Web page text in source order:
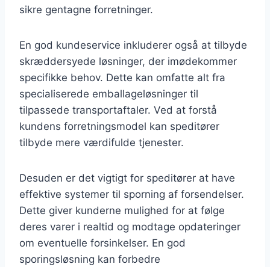
sikre gentagne forretninger.
En god kundeservice inkluderer også at tilbyde
skræddersyede løsninger, der imødekommer
specifikke behov. Dette kan omfatte alt fra
specialiserede emballageløsninger til
tilpassede transportaftaler. Ved at forstå
kundens forretningsmodel kan speditører
tilbyde mere værdifulde tjenester.
Desuden er det vigtigt for speditører at have
effektive systemer til sporning af forsendelser.
Dette giver kunderne mulighed for at følge
deres varer i realtid og modtage opdateringer
om eventuelle forsinkelser. En god
sporingsløsning kan forbedre